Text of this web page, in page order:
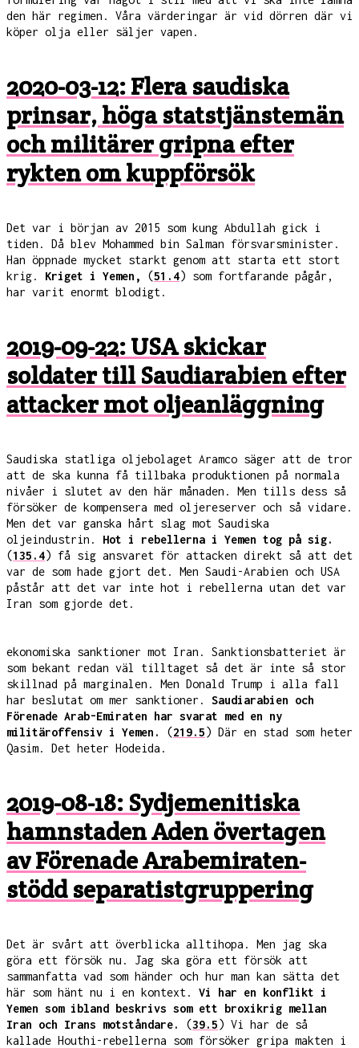
den här regimen. Våra värderingar är vid dörren där vi
köper olja eller säljer vapen.
2020-03-12: Flera saudiska
prinsar, höga statstjänstemän
och militärer gripna efter
rykten om kuppförsök
Det var i början av 2015 som kung Abdullah gick i
tiden. Då blev Mohammed bin Salman försvarsminister.
Han öppnade mycket starkt genom att starta ett stort
krig. Kriget i Yemen, (51.4) som fortfarande pågår,
har varit enormt blodigt.
2019-09-22: USA skickar
soldater till Saudiarabien efter
attacker mot oljeanläggning
Saudiska statliga oljebolaget Aramco säger att de tror
att de ska kunna få tillbaka produktionen på normala
nivåer i slutet av den här månaden. Men tills dess så
försöker de kompensera med oljereserver och så vidare.
Men det var ganska hårt slag mot Saudiska
oljeindustrin. Hot i rebellerna i Yemen tog på sig.
(135.4) få sig ansvaret för attacken direkt så att det
var de som hade gjort det. Men Saudi-Arabien och USA
påstår att det var inte hot i rebellerna utan det var
Iran som gjorde det.
ekonomiska sanktioner mot Iran. Sanktionsbatteriet är
som bekant redan väl tilltaget så det är inte så stor
skillnad på marginalen. Men Donald Trump i alla fall
har beslutat om mer sanktioner. Saudiarabien och
Förenade Arab-Emiraten har svarat med en ny
militäroffensiv i Yemen.
(219.5) Där en stad som heter
Qasim. Det heter Hodeida.
2019-08-18: Sydjemenitiska
hamnstaden Aden övertagen
av Förenade Arabemiraten-
stödd separatistgruppering
Det är svårt att överblicka alltihopa. Men jag ska
göra ett försök nu. Jag ska göra ett försök att
sammanfatta vad som händer och hur man kan sätta det
här som hänt nu i en kontext. Vi har en konflikt i
Yemen som ibland beskrivs som ett broxikrig mellan
Iran och Irans motståndare.
(39.5) Vi har de så
kallade Houthi-rebellerna som försöker gripa makten i